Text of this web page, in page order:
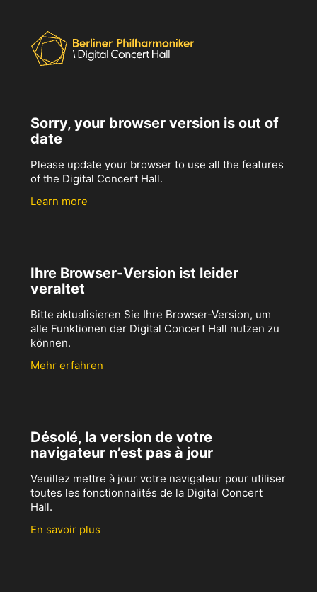
Sorry, your browser version is out of
date
Please update your browser to use all the features
of the Digital Concert Hall.
Learn more
Ihre Browser-Version ist leider
veraltet
Bitte aktualisieren Sie Ihre Browser-Version, um
alle Funktionen der Digital Concert Hall nutzen zu
können.
Mehr erfahren
Désolé, la version de votre
navigateur n’est pas à jour
Veuillez mettre à jour votre navigateur pour utiliser
toutes les fonctionnalités de la Digital Concert
Hall.
En savoir plus